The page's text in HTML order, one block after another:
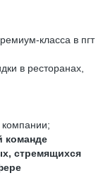
класса в пгт
в ресторанах,
компании;
команде
стремящихся